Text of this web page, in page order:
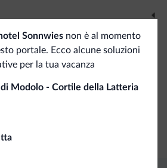
<500 m
Sonnwies non è al momento
portale. Ecco alcune soluzioni
per la tua vacanza
Modolo - Cortile della Latteria